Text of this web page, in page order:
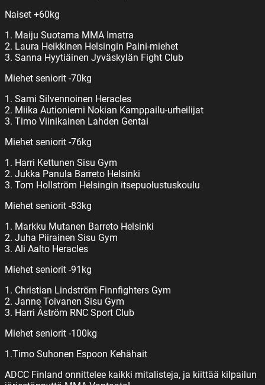
Naiset +60kg
1. Maiju Suotama MMA Imatra
2. Laura Heikkinen Helsingin Paini-miehet
3. Sanna Hyytiäinen Jyväskylän Fight Club
Miehet seniorit -70kg
1. Sami Silvennoinen Heracles
2. Miika Autioniemi Nokian Kamppailu-urheilijat
3. Timo Viinikainen Lahden Gentai
Miehet seniorit -76kg
1. Harri Kettunen Sisu Gym
2. Jukka Panula Barreto Helsinki
3. Tom Hollström Helsingin itsepuolustuskoulu
Miehet seniorit -83kg
1. Markku Mutanen Barreto Helsinki
2. Juha Piirainen Sisu Gym
3. Ali Aalto Heracles
Miehet seniorit -91kg
1. Christian Lindström Finnfighters Gym
2. Janne Toivanen Sisu Gym
3. Harri Åström RNC Sport Club
Miehet seniorit -100kg
1.Timo Suhonen Espoon Kehähait
ADCC Finland onnittelee kaikki mitalisteja, ja kiittää kilpailun